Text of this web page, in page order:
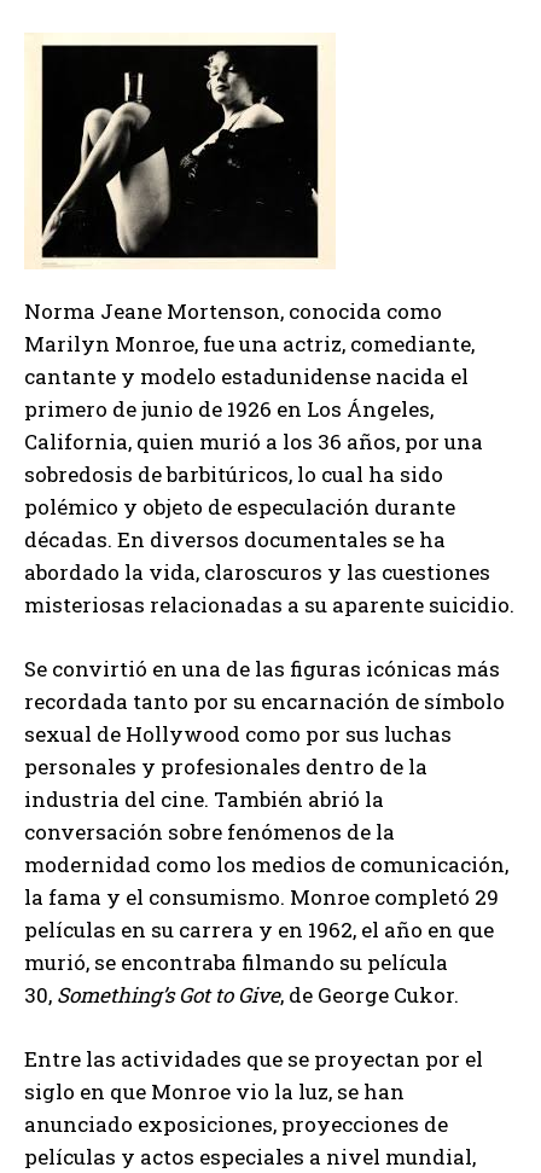
Norma Jeane Mortenson, conocida como
Marilyn Monroe, fue una actriz, comediante,
cantante y modelo estadunidense nacida el
primero de junio de 1926 en Los Ángeles,
California, quien murió a los 36 años, por una
sobredosis de barbitúricos, lo cual ha sido
polémico y objeto de especulación durante
décadas. En diversos documentales se ha
abordado la vida, claroscuros y las cuestiones
misteriosas relacionadas a su aparente suicidio.
Se convirtió en una de las figuras icónicas más
recordada tanto por su encarnación de símbolo
sexual de Hollywood como por sus luchas
personales y profesionales dentro de la
industria del cine. También abrió la
conversación sobre fenómenos de la
modernidad como los medios de comunicación,
la fama y el consumismo. Monroe completó 29
películas en su carrera y en 1962, el año en que
murió, se encontraba filmando su película
30, Something’s Got to Give, de George Cukor.
Entre las actividades que se proyectan por el
siglo en que Monroe vio la luz, se han
anunciado exposiciones, proyecciones de
películas y actos especiales a nivel mundial,